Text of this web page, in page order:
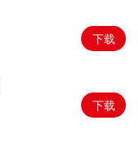
下载
下载